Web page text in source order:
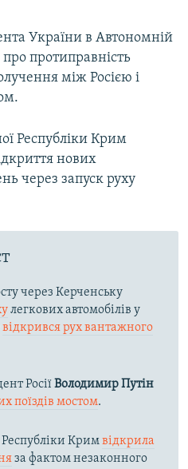
України в Автономній
протиправність
між Росією і
Республіки Крим
нових
через запуск руху
через Керченську
легкових автомобілів у
відкрився рух вантажного
РосіїВолодимир Путін
поїздів мостом.
Кримвідкрила
за фактом незаконного